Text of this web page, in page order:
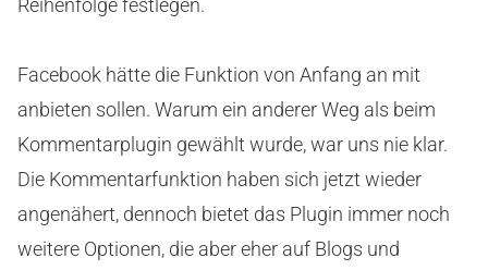
Facebook hätte die Funktion von Anfang an mit
anbieten sollen. Warum ein anderer Weg als beim
Kommentarplugin gewählt wurde, war uns nie klar.
Die Kommentarfunktion haben sich jetzt wieder
angenähert, dennoch bietet das Plugin immer noch
weitere Optionen, die aber eher auf Blogs und